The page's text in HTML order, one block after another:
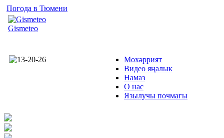
Погода в Тюмени
Gismeteo
Мөхәррият
Видео яңалык
Намаз
О нас
Язылучы почмагы